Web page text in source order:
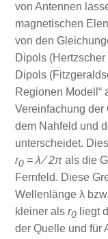
von Antennen
magnetischen
von den
Dipols
Dipols
Regionen Modell“
Vereinfachung der
dem Nahfeld und
unterscheidet.
r0= λ ⁄ 2πals die
Fernfeld. Diese
Wellenlänge λ
kleiner als r0liegt
der Quelle und für